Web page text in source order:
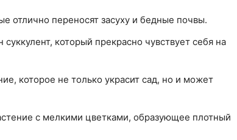
отлично переносят засуху и бедные почвы.
который прекрасно чувствует себя на
которое не только украсит сад, но и может
с мелкими цветками, образующее плотный